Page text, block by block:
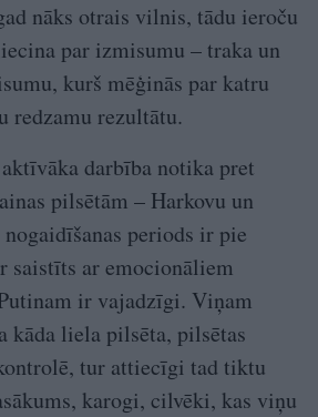
nāks otrais vilnis, tādu ieroču
par izmisumu – traka un
kurš mēģinās par katru
redzamu rezultātu.
darbība notika pret
pilsētām – Harkovu un
periods ir pie
saistīts ar emocionāliem
ir vajadzīgi. Viņam
kāda liela pilsēta, pilsētas
tur attiecīgi tad tiktu
karogi, cilvēki, kas viņu